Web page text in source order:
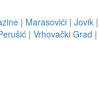
| Marasovići | Jovik |
| Vrhovački Grad |